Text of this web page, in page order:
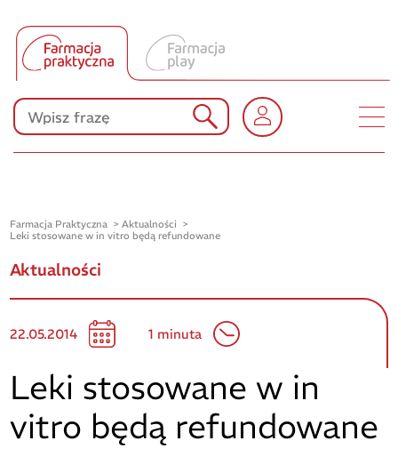
Produkty Polpharmy
KONKURSY
Farmacja Praktyczna
Aktualności
Leki stosowane w in vitro będą refundowane
Aktualności
22.05.2014 1 minuta
Leki stosowane w in
vitro będą refundowane